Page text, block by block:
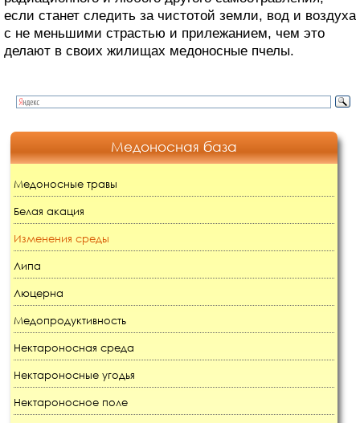
если станет следить за чистотой земли, вод и воздуха
с не меньшими страстью и прилежанием, чем это
делают в своих жилищах медоносные пчелы.
Медоносная база
Медоносные травы
Белая акация
Изменения среды
Липа
Люцерна
Медопродуктивность
Нектароносная среда
Нектароносные угодья
Нектароносное поле